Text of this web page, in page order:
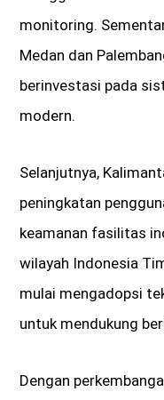
monitoring.
Medan dan
berinvestasi pada
modern.
Selanjutnya,
peningkatan
keamanan fasilitas
wilayah Indonesia
mulai mengadopsi
untuk mendukung
Dengan